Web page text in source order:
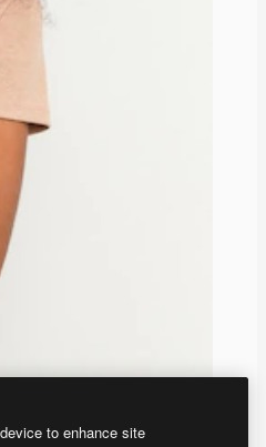
to enhance site